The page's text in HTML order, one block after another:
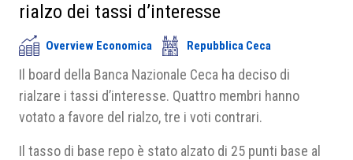
Partner
Progetti
Area riservata
rialzo dei tassi d’interesse
Overview Economica Repubblica Ceca
Il board della Banca Nazionale Ceca ha deciso di
rialzare i tassi d’interesse. Quattro membri hanno
votato a favore del rialzo, tre i voti contrari.
Il tasso di base repo è stato alzato di 25 punti base al